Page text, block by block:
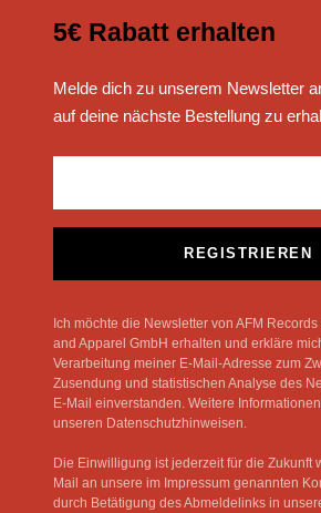
5€ Rabatt erhalten
Melde dich zu unserem Newsletter
auf deine nächste Bestellung zu
REGISTRIEREN
Ich möchte die Newsletter von AFM
and Apparel GmbH erhalten und erkläre
Verarbeitung meiner E-Mail-Adresse zum
Zusendung und statistischen Analyse des
E-Mail einverstanden. Weitere
unseren Datenschutzhinweisen.
Die Einwilligung ist jederzeit für die Zukunft
Mail an unsere im Impressum genannten
durch Betätigung des Abmeldelinks in